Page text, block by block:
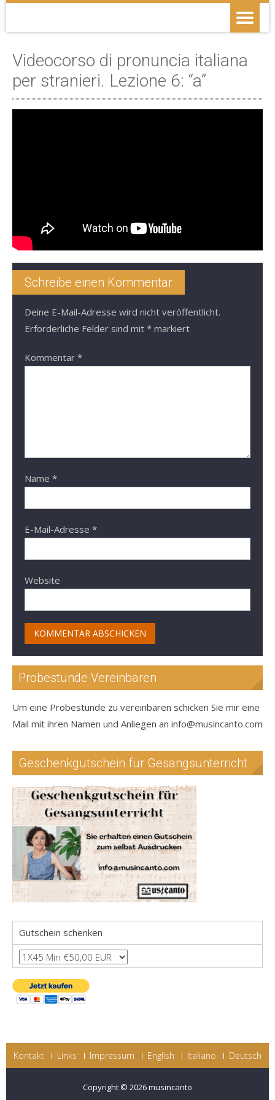
Videocorso di pronuncia italiana
per stranieri. Lezione 6: “a”
Schreibe einen Kommentar
Deine E-Mail-Adresse wird nicht veröffentlicht.
Erforderliche Felder sind mit * markiert
Kommentar *
Name *
E-Mail-Adresse *
Website
Probestunde Vereinbaren
Um eine Probestunde zu vereinbaren schicken Sie mir eine
Mail mit ihren Namen und Anliegen an info@musincanto.com
Geschenkgutschein für Gesangsunterricht
Gutschein schenken
Kontakt Links Impressum English Italiano Deutsch
Copyright © 2026musincanto